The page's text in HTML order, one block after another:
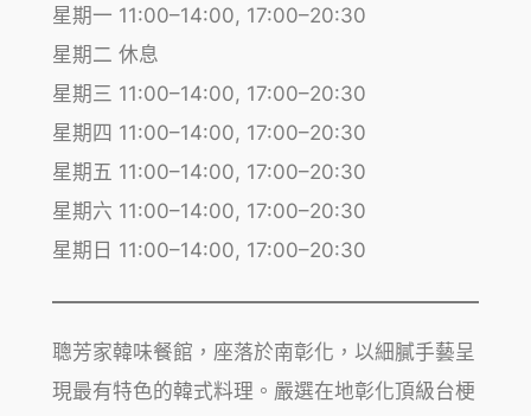
星期一 11:00–14:00, 17:00–20:30
星期二 休息
星期三 11:00–14:00, 17:00–20:30
星期四 11:00–14:00, 17:00–20:30
星期五 11:00–14:00, 17:00–20:30
星期六 11:00–14:00, 17:00–20:30
星期日 11:00–14:00, 17:00–20:30
聰芳家韓味餐館，座落於南彰化，以細膩手藝呈
現最有特色的韓式料理。嚴選在地彰化頂級台梗